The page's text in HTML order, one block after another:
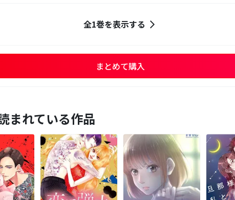
全1巻を表示する
まとめて購入
まれている作品